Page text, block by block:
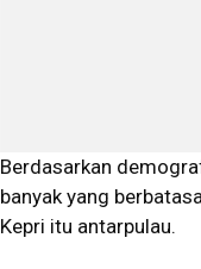
Berdasarkan
banyak yang
Kepri itu antarpulau.